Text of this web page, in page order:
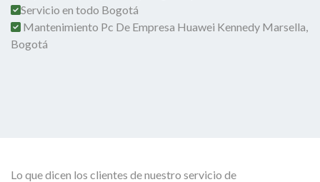
Servicio en todo Bogotá
Mantenimiento Pc De Empresa Huawei Kennedy Marsella,
Bogotá
Lo que dicen los clientes de nuestro servicio de